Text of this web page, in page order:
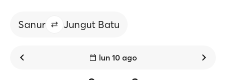
Sanur Jungut Batu
lun 10 ago